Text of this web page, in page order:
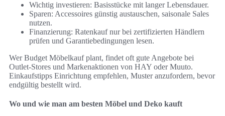
Wichtig investieren: Basisstücke mit langer Lebensdauer.
Sparen: Accessoires günstig austauschen, saisonale Sales
nutzen.
Finanzierung: Ratenkauf nur bei zertifizierten Händlern
prüfen und Garantiebedingungen lesen.
Wer Budget Möbelkauf plant, findet oft gute Angebote bei
Outlet-Stores und Markenaktionen von HAY oder Muuto.
Einkaufstipps Einrichtung empfehlen, Muster anzufordern, bevor
endgültig bestellt wird.
Wo und wie man am besten Möbel und Deko kauft